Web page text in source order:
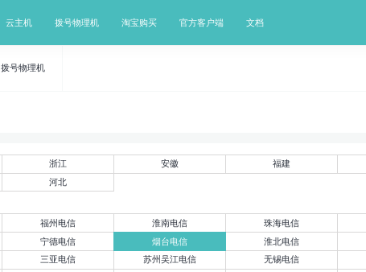
云主机 拨号物理机 淘宝购买 官方客户端 文档
拨号物理机
浙江 安徽 福建
河北
福州电信 淮南电信 珠海电信
宁德电信 烟台电信 淮北电信
三亚电信 苏州吴江电信 无锡电信